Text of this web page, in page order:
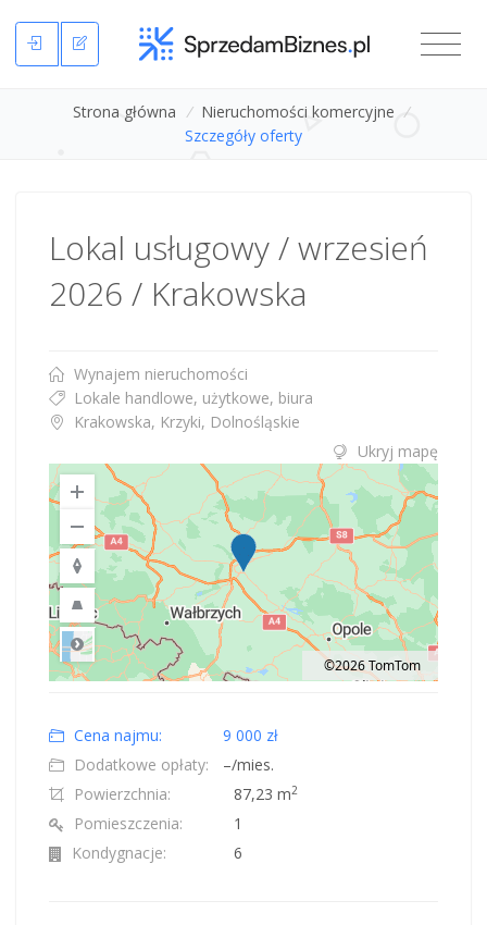
Strona główna / Nieruchomości komercyjne /
Szczegóły oferty
Lokal usługowy / wrzesień
2026 / Krakowska
Wynajem nieruchomości
Lokale handlowe, użytkowe, biura
Krakowska, Krzyki, Dolnośląskie
Ukryj mapę
Road
©2026 TomTom
Cena najmu:
9 000 zł
Dodatkowe opłaty:
–/mies.
Powierzchnia:
87,23 m2
Pomieszczenia:
1
Kondygnacje:
6